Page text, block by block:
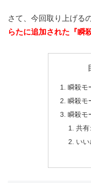
さて、今回取り上げる
らたに追加された『瞬
瞬殺モ
瞬殺モ
瞬殺モ
共有:
いい